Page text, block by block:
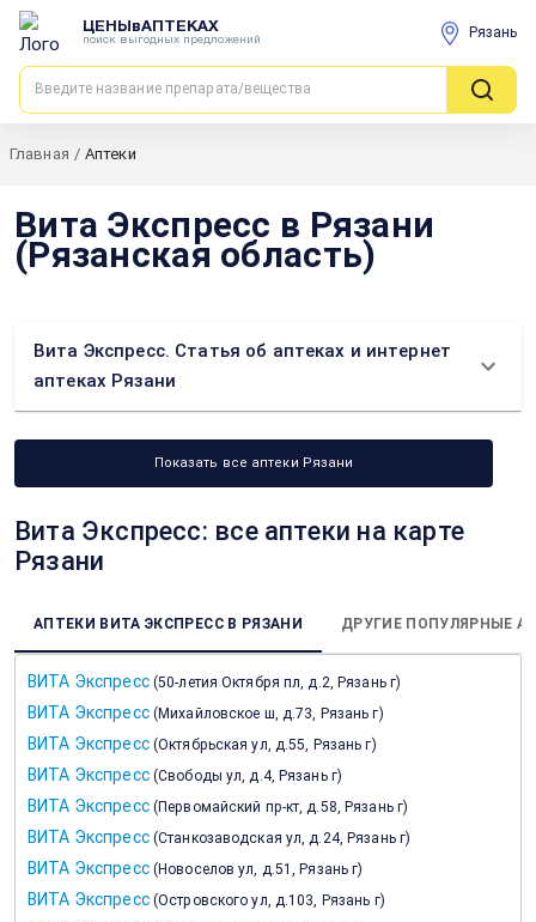
ЦЕНЫвАПТЕКАХ
поиск выгодных предложений Рязань
Главная / Аптеки
Вита Экспресс в Рязани
(Рязанская область)
Вита Экспресс. Статья об аптеках и интернет
аптеках Рязани
Показать все аптеки Рязани
Вита Экспресс: все аптеки на карте
Рязани
АПТЕКИ ВИТА ЭКСПРЕСС В РЯЗАНИ ДРУГИЕ ПОПУЛЯРНЫЕ
ВИТА Экспресс (50-летия Октября пл, д.2, Рязань г)
ВИТА Экспресс ( Михайловское ш, д.73, Рязань г)
ВИТА Экспресс (Октябрьская ул, д.55, Рязань г)
ВИТА Экспресс (Свободы ул, д.4, Рязань г)
ВИТА Экспресс ( Первомайский пр-кт, д.58, Рязань г)
ВИТА Экспресс (Станкозаводская ул, д.24, Рязань г)
ВИТА Экспресс ( Новоселов ул, д.51, Рязань г)
ВИТА Экспресс (Островского ул, д.103, Рязань г)